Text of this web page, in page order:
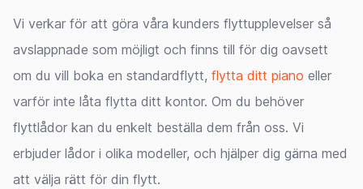
Vi verkar för att göra våra kunders flyttupplevelser så
avslappnade som möjligt och finns till för dig oavsett
om du vill boka en standardflytt, flytta ditt piano eller
varför inte låta flytta ditt kontor. Om du behöver
flyttlådor kan du enkelt beställa dem från oss. Vi
erbjuder lådor i olika modeller, och hjälper dig gärna med
att välja rätt för din flytt.